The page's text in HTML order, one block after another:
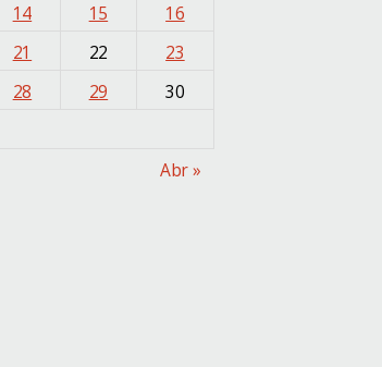
14 15
16
21 22
23
28 29
30
Abr »